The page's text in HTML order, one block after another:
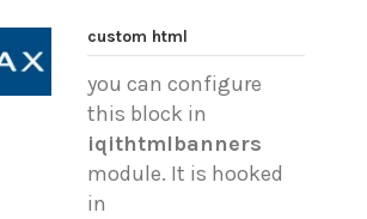
custom html
you can configure
this block in
iqithtmlbanners
module. It is hooked
in